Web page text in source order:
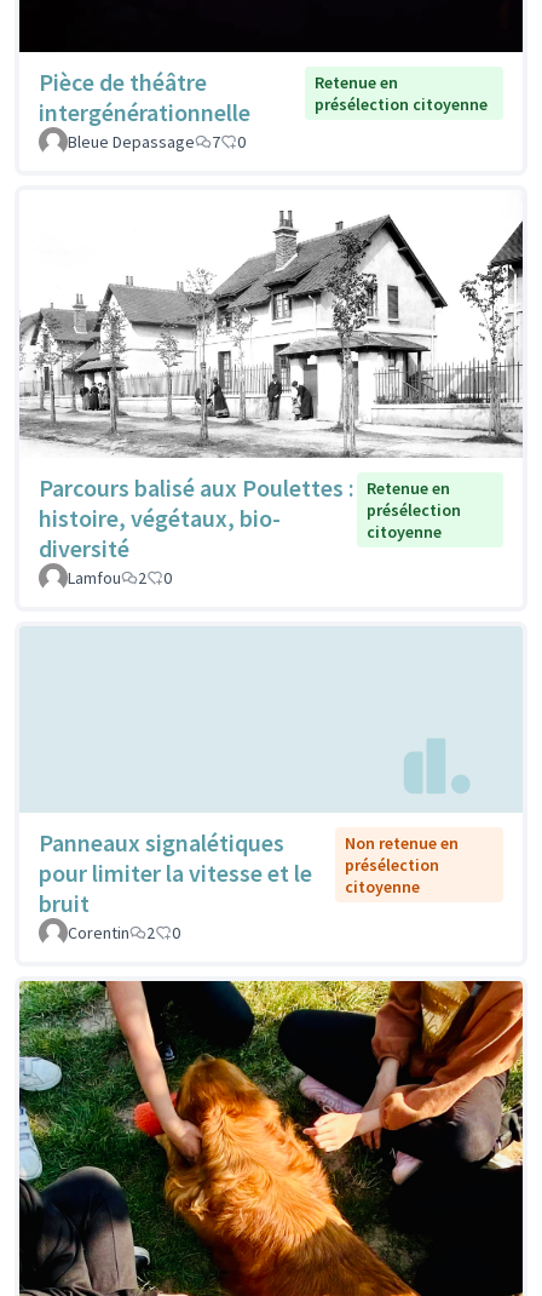
Pièce de théâtre
intergénérationnelle
Retenue en
présélection citoyenne
Bleue Depassage
7 0
Parcours balisé aux Poulettes :
histoire, végétaux, bio-
diversité
Retenue en
présélection
citoyenne
Lamfou 2 0
Panneaux signalétiques
pour limiter la vitesse et le
bruit
Non retenue en
présélection
citoyenne
Corentin 2 0